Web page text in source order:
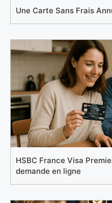
Une Carte Sans Frais
HSBC France Visa
demande en ligne